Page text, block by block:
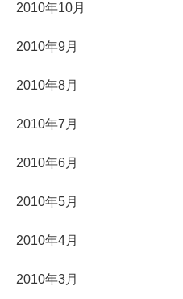
2010年10月
2010年9月
2010年8月
2010年7月
2010年6月
2010年5月
2010年4月
2010年3月